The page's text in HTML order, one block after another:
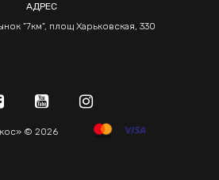
АДРЕС
"7км", площ Харьковская, 330
© 2026